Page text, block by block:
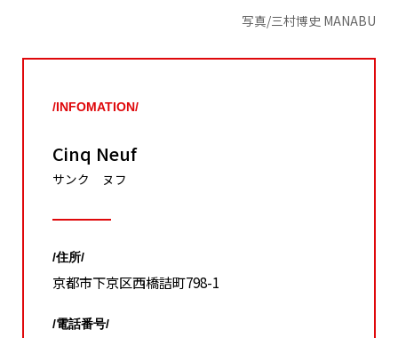
写真/三村博史 MANABU
/INFOMATION/
Cinq Neuf
サンク ヌフ
/住所/
京都市下京区西橋詰町798-1
/電話番号/